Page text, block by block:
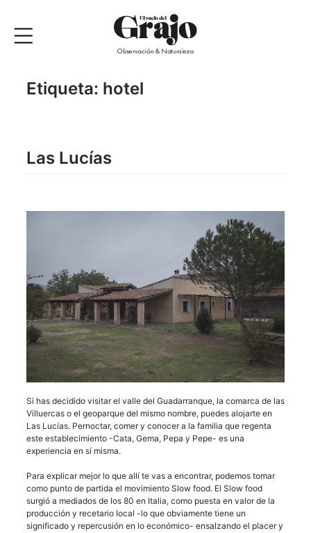
Etiqueta: hotel
Las Lucías
Si has decidido visitar el valle del Guadarranque, la comarca de las
Villuercas o el geoparque del mismo nombre, puedes alojarte en
Las Lucías. Pernoctar, comer y conocer a la familia que regenta
este establecimiento -Cata, Gema, Pepa y Pepe- es una
experiencia en sí misma.
Para explicar mejor lo que allí te vas a encontrar, podemos tomar
como punto de partida el movimiento Slow food. El Slow food
surgió a mediados de los 80 en Italia, como puesta en valor de la
producción y recetario local -lo que obviamente tiene un
significado y repercusión en lo económico- ensalzando el placer y